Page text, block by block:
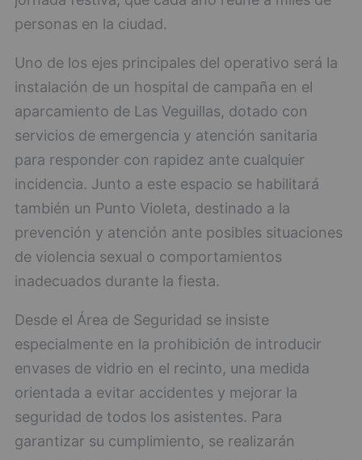
personas en la ciudad.
Uno de los ejes principales del operativo será la
instalación de un hospital de campaña en el
aparcamiento de Las Veguillas, dotado con
servicios de emergencia y atención sanitaria
para responder con rapidez ante cualquier
incidencia. Junto a este espacio se habilitará
también un Punto Violeta, destinado a la
prevención y atención ante posibles situaciones
de violencia sexual o comportamientos
inadecuados durante la fiesta.
Desde el Área de Seguridad se insiste
especialmente en la prohibición de introducir
envases de vidrio en el recinto, una medida
orientada a evitar accidentes y mejorar la
seguridad de todos los asistentes. Para
garantizar su cumplimiento, se realizarán